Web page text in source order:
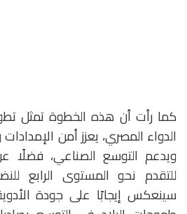
كما رأت أن هذه الخطوة تمثل
الدواء المصري، يعزز أمن
ويدعم التوسع الصناعي،
للتقدم نحو المستوى الرابع
سينعكس إيجابًا على جودة